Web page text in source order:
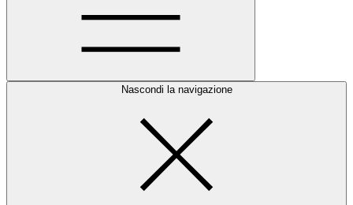
Nascondi la navigazione